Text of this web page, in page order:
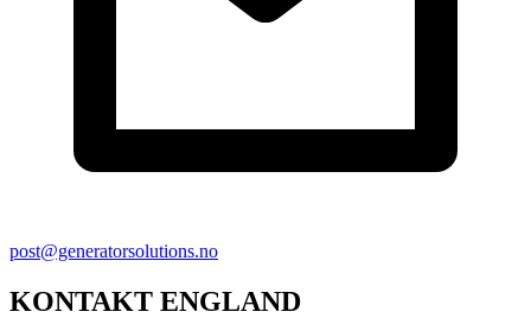
post@generatorsolutions.no
KONTAKT ENGLAND